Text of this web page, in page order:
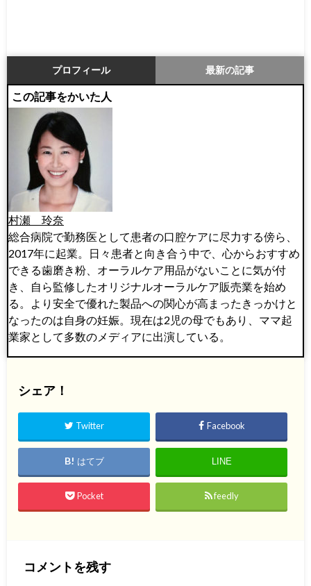
プロフィール 最新の記事
この記事をかいた人
村瀬 玲奈
総合病院で勤務医として患者の口腔ケアに尽力する傍ら、
2017年に起業。日々患者と向き合う中で、心からおすすめ
できる歯磨き粉、オーラルケア用品がないことに気が付
き、自ら監修したオリジナルオーラルケア販売業を始め
る。より安全で優れた製品への関心が高まったきっかけと
なったのは自身の妊娠。現在は2児の母でもあり、ママ起
業家として多数のメディアに出演している。
シェア！
Twitter Facebook
はてブ LINE
Pocket feedly
コメントを残す